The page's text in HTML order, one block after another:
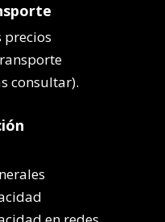
precios
consultar).